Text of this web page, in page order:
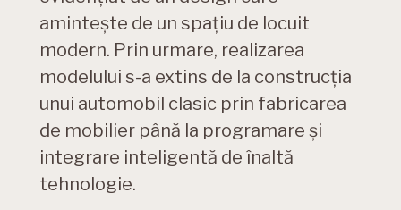
aminteşte de un spaţiu de locuit
modern. Prin urmare, realizarea
modelului s-a extins de la construcţia
unui automobil clasic prin fabricarea
de mobilier până la programare şi
integrare inteligentă de înaltă
tehnologie.